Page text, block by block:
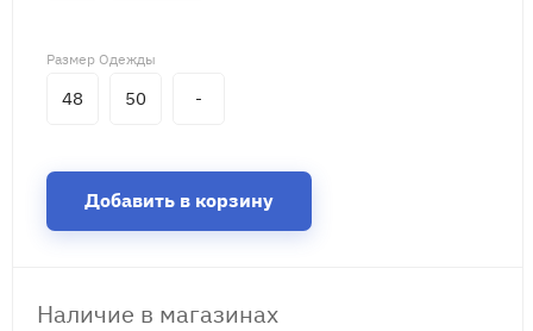
Размер Одежды
48 50 -
Добавить в корзину
Наличие в магазинах